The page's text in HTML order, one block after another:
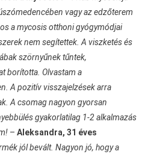
vagy az edzőterem
a mycosis otthoni gyógymódjai
nem segítettek. A viszketés és
szörnyűnek tűntek,
borította. Olvastam a
A pozitív visszajelzések arra
A csomag nagyon gyorsan
gyakorlatilag 1-2 alkalmazás
– Aleksandra, 31 éves
jól bevált. Nagyon jó, hogy a